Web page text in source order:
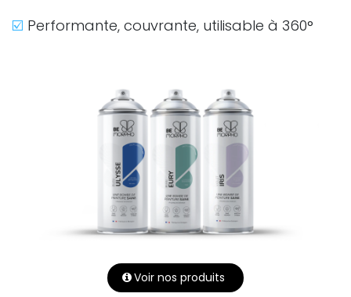
☑️ Performante, couvrante, utilisable à 360°
Voir nos produits